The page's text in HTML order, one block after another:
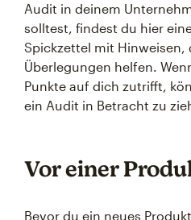
Audit in deinem
solltest, findest du hier
Spickzettel mit Hinweisen,
Überlegungen helfen.
Punkte auf dich zutrifft,
ein Audit in Betracht zu
Vor einer
Bevor du ein neues